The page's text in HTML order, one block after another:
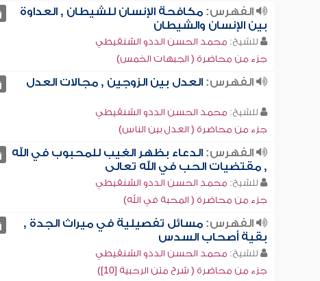
الفهرس:مكافحة الإنسان للشيطان , العداوة
بين الإنسان والشيطان
للشيخ: محمد الحسن الددو الشنقيطي
جزء من محاضرة ( الجبهات الخمس)
الفهرس:العدل بين الزوجين , مجالات العدل
للشيخ: محمد الحسن الددو الشنقيطي
جزء من محاضرة ( العدل بين الناس)
الفهرس:الدعاء بظهر الغيب للمحبوب في الله
, مقتضيات الحب في الله تعالى
للشيخ: محمد الحسن الددو الشنقيطي
جزء من محاضرة ( المحبة في الله)
الفهرس:مسائل تفصيلية في ميراث الجدة ,
بقية أصحاب السدس
للشيخ: محمد الحسن الددو الشنقيطي
جزء من محاضرة ( شرح متن الرحبية [10])